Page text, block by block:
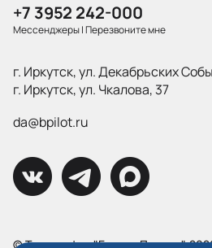
+7 3952 242-000
Мессенджеры|Перезвоните мне
г. Иркутск, ул. Декабрьских
г. Иркутск, ул. Чкалова, 37
da@bpilot.ru
© Типография "Братья Пилоты",